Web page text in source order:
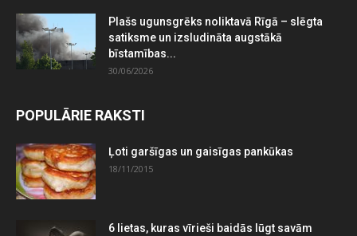
Plašs ugunsgrēks noliktavā Rīgā – slēgta
satiksme un izsludināta augstākā
bīstamības...
30/06/2026
POPULĀRIE RAKSTI
Ļoti garšīgas un gaisīgas pankūkas
18/11/2015
6 lietas, kuras vīrieši baidās lūgt savām